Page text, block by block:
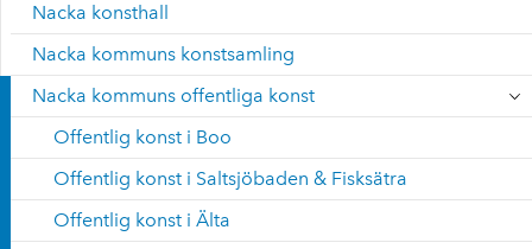
Nacka konsthall
Nacka kommuns konstsamling
Nacka kommuns offentliga konst
Offentlig konst i Boo
Offentlig konst i Saltsjöbaden & Fisksätra
Offentlig konst i Älta